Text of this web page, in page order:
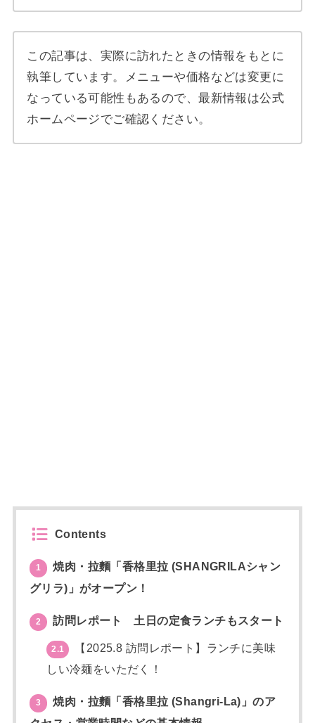
この記事は、実際に訪れたときの情報をもとに
執筆しています。メニューや価格などは変更に
なっている可能性もあるので、最新情報は公式
ホームページでご確認ください。
Contents
1
焼肉・拉麵「香格里拉 (SHANGRILAシャン
グリラ)」がオープン！
2 訪問レポート 土日の定食ランチもスタート
2.1
【2025.8 訪問レポート】ランチに美味
しい冷麺をいただく！
3
焼肉・拉麵「香格里拉 (Shangri-La)」のア